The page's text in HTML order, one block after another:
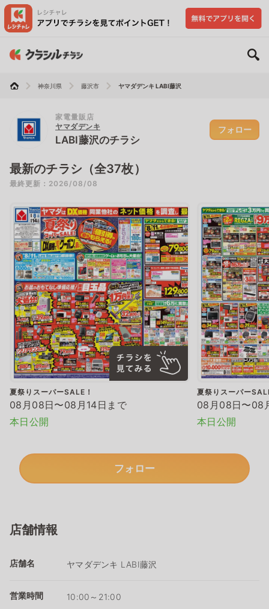
神奈川県 藤沢市 ヤマダデンキ LABI藤沢
家電量販店
ヤマダデンキ
LABI藤沢のチラシ
フォロー
最新のチラシ（全37枚）
最終更新：2026/08/08
夏祭りスーパーSALE！
08月08日〜08月14日まで
本日公開
夏祭りスーパー
08月08日〜08
本日公開
フォロー
店舗情報
店舗名 ヤマダデンキ LABI藤沢
営業時間 10:00～21:00